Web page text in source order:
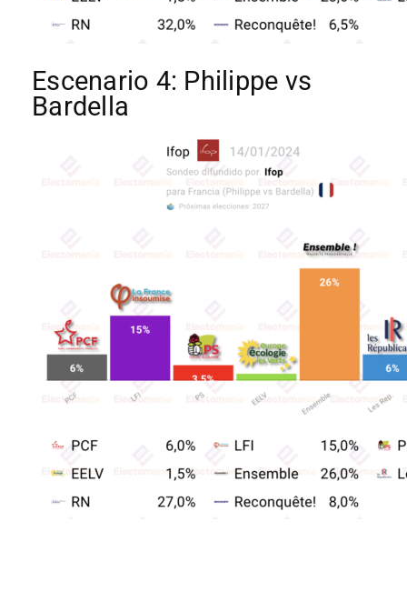
Escenario 4: Philippe vs
Bardella